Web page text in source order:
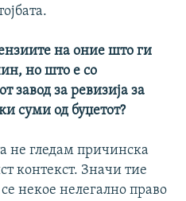
на оние што ги
но што е со
завод за ревизија за
суми од буџетот?
не гледам причинска
контекст. Значи тие
некое нелегално право